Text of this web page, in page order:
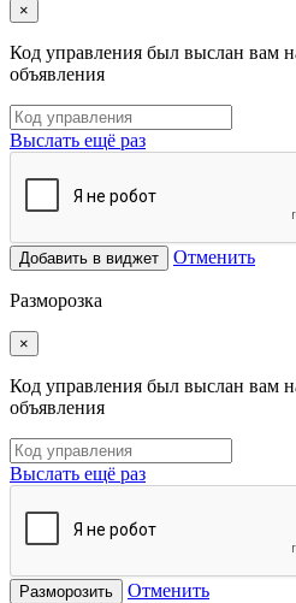
×
Код управления был выслан вам
объявления
Выслать ещё раз
Добавить в виджет Отменить
Разморозка
×
Код управления был выслан вам
объявления
Выслать ещё раз
Разморозить Отменить